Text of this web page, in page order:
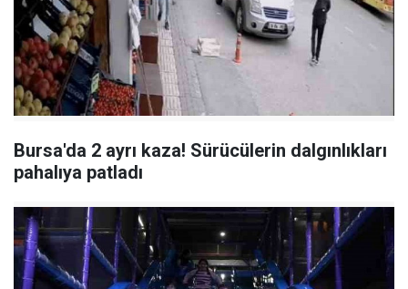
Bursa'da 2 ayrı kaza! Sürücülerin dalgınlıkları
pahalıya patladı